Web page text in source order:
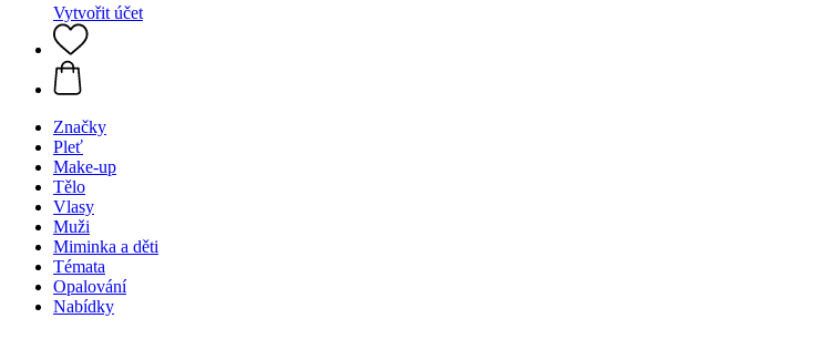
Vytvořit účet
Značky
Pleť
Make-up
Tělo
Vlasy
Muži
Miminka a děti
Témata
Opalování
Nabídky